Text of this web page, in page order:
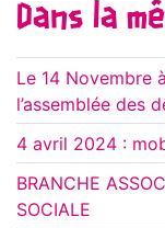
Dans la
Le 14 Novembre
l’assemblée des
4 avril 2024 :
BRANCHE
SOCIALE